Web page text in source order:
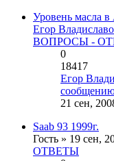
Уровень масла
Егор
ВОПРОСЫ -
0
18417
Егор
21 сен,
Saab 93 1999г.
Гость » 19 сен,
ОТВЕТЫ